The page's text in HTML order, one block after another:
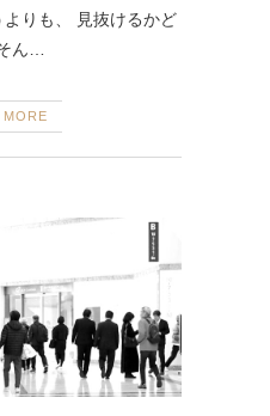
りも、 見抜けるかど
ん…
MORE